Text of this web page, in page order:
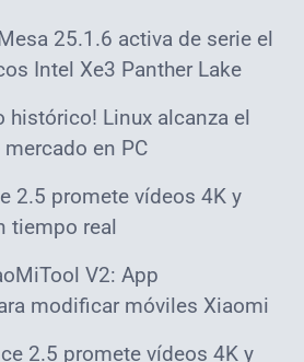
25.1.6 activa de serie el
Intel Xe3 Panther Lake
histórico! Linux alcanza el
en PC
2.5 promete vídeos 4K y
tiempo real
V2: App
modificar móviles Xiaomi
2.5 promete vídeos 4K y